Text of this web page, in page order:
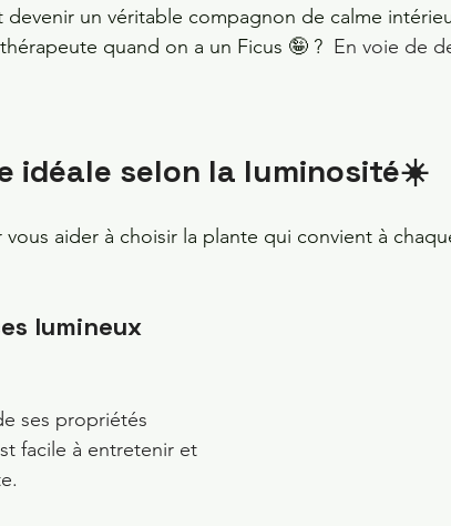
devenir un véritable compagnon de calme
quand on a un Ficus 🤪 ? En voie de
idéale selon la luminosité☀️
vous aider à choisir la plante qui convient à
lumineux
ses propriétés
facile à entretenir et